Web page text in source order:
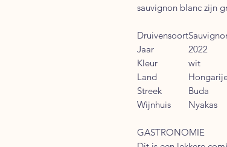
sauvignon blanc zijn
Druivensoort
Jaar
2022
Kleur
wit
Land
Streek
Buda
Wijnhuis
Nyakas
GASTRONOMIE